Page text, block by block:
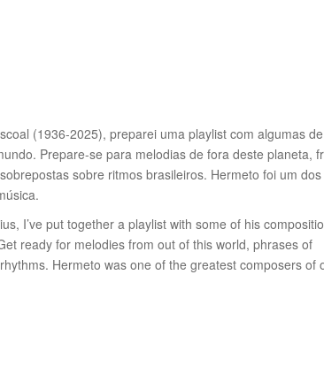
(1936-2025), preparei uma playlist com algumas
Prepare-se para melodias de fora deste planeta,
sobre ritmos brasileiros. Hermeto foi um dos
I’ve put together a playlist with some of his
ready for melodies from out of this world, phrases of
Hermeto was one of the greatest composers of